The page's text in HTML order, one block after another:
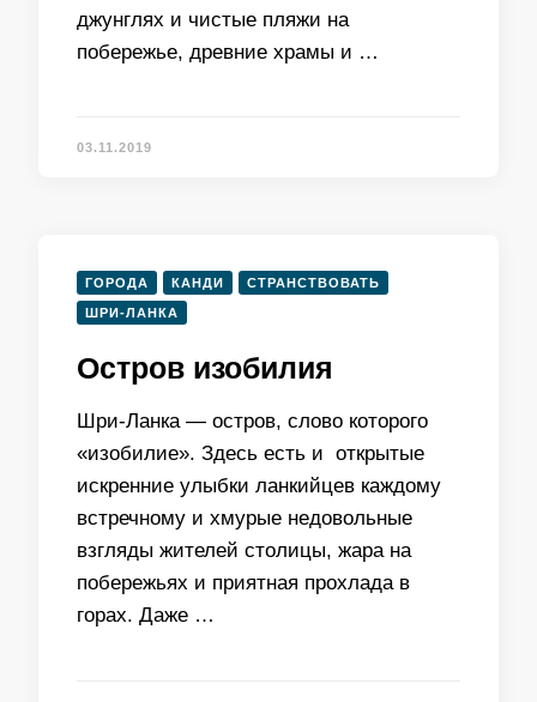
джунглях и чистые пляжи на
побережье, древние храмы и …
03.11.2019
ГОРОДА КАНДИ СТРАНСТВОВАТЬ
ШРИ-ЛАНКА
Остров изобилия
Шри-Ланка — остров, слово которого
«изобилие». Здесь есть и открытые
искренние улыбки ланкийцев каждому
встречному и хмурые недовольные
взгляды жителей столицы, жара на
побережьях и приятная прохлада в
горах. Даже …